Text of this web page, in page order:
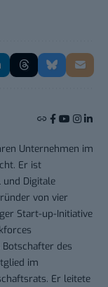
Unternehmen im
Er ist
Digitale
von vier
Start-up-Initiative
des
im
Er leitete